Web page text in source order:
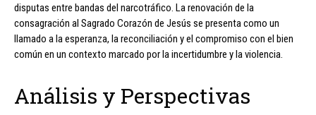
disputas entre bandas del narcotráfico. La renovación de la
consagración al Sagrado Corazón de Jesús se presenta como un
llamado a la esperanza, la reconciliación y el compromiso con el bien
común en un contexto marcado por la incertidumbre y la violencia.
Análisis y Perspectivas